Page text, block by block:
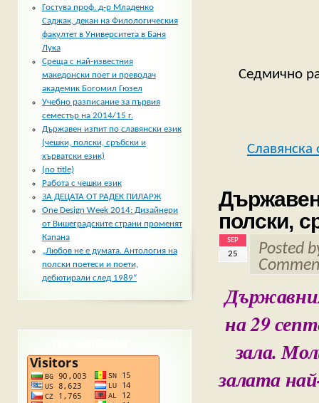
Седмично
Славянска
полски,
SEP
25
Posted
на 29
зала.
залата
Гостува проф. д-р Младенко
Саджак, декан на Филологическия
факултет в Университета в Баня
Лука
Среща с най-известния
македонски поет и преводач
академик Богомил Гюзел
Учебно разписание за първия
семестър на 2014/15 г.
Държавен изпит по славянски език
(чешки, полски, сръбски и
хърватски език)
(no title)
Работа с чешки език
ЗА ДЕЦАТА ОТ РАДЕК ПИЛАРЖ
One Design Week 2014: Дизайнери
от Вишеградските страни променят
Капана
„Любов не е думата. Антология на
полски поетеси и поети,
дебютирали след 1989“